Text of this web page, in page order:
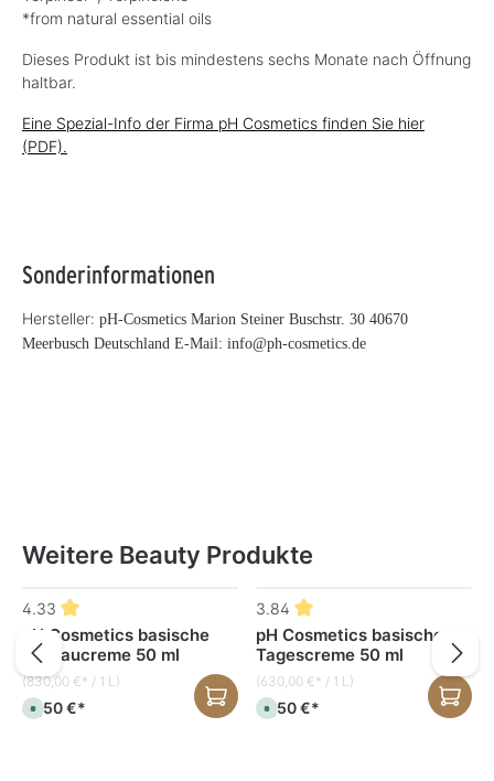
*from natural essential oils
Dieses Produkt ist bis mindestens sechs Monate nach Öffnung
haltbar.
Eine Spezial-Info der Firma pH Cosmetics finden Sie hier
(PDF).
Sonderinformationen
Hersteller: pH-Cosmetics Marion Steiner Buschstr. 30 40670
Meerbusch Deutschland E-Mail: info@ph-cosmetics.de
Weitere Beauty Produkte
Produktgalerie überspringen
pH Cosmetics basische
Aufbaucreme 50 ml
4.33
(830,00 €* / 1 L)
S
o
41,50 €*
pH Cosmetics basische
Tagescreme 50 ml
3.84
(630,00 €* / 1 L)
S
o
31,50 €*